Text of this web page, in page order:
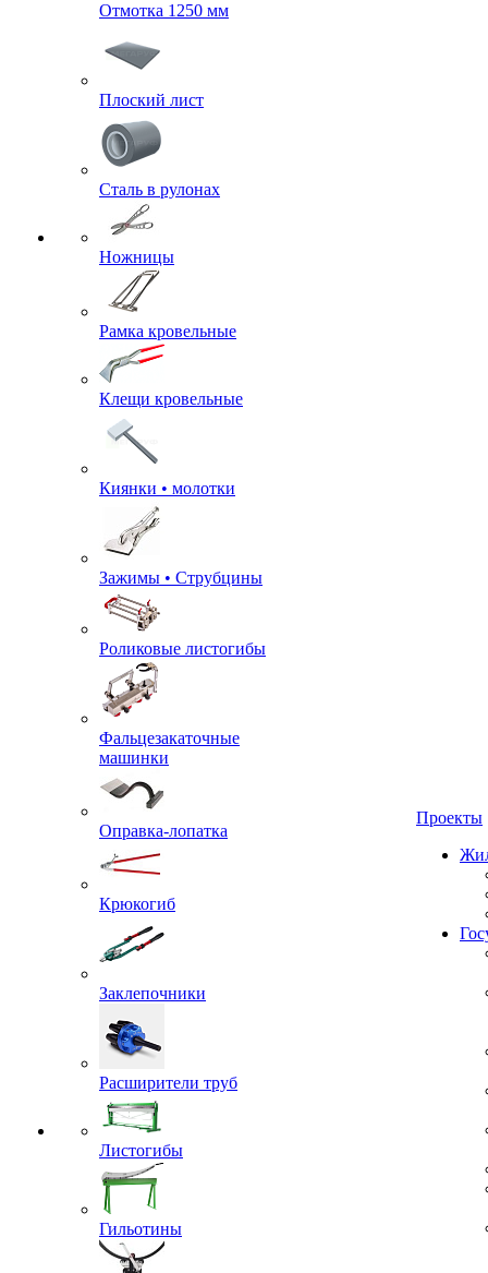
Отмотка 1250 мм
Плоский лист
Сталь в рулонах
Ножницы
Рамка кровельные
Клещи кровельные
Киянки • молотки
Зажимы • Струбцины
Роликовые листогибы
Фальцезакаточные
машинки
Оправка-лопатка
Крюкогиб
Заклепочники
Расширители труб
Листогибы
Гильотины
Проекты